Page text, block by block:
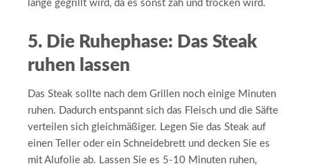
lange gegrillt wird, da es sonst zäh und trocken wird.
5. Die Ruhephase: Das Steak
ruhen lassen
Das Steak sollte nach dem Grillen noch einige Minuten
ruhen. Dadurch entspannt sich das Fleisch und die Säfte
verteilen sich gleichmäßiger. Legen Sie das Steak auf
einen Teller oder ein Schneidebrett und decken Sie es
mit Alufolie ab. Lassen Sie es 5-10 Minuten ruhen,